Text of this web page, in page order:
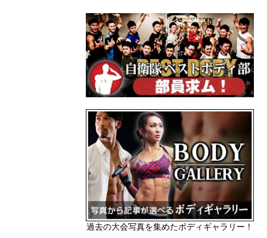
過去の大会写真を集めたボディギャラリー！